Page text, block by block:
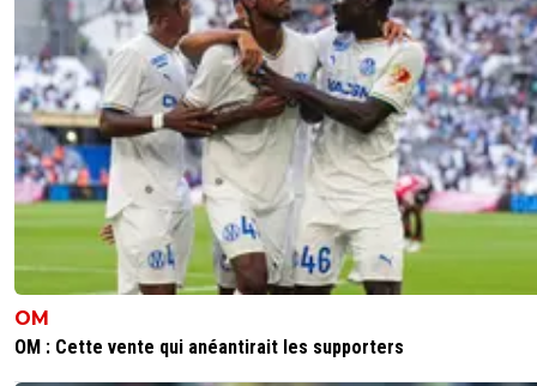
OM
OM : Cette vente qui anéantirait les supporters